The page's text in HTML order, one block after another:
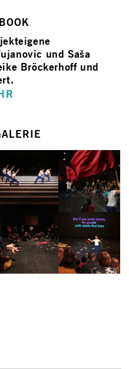
und Saša
Bröckerhoff und